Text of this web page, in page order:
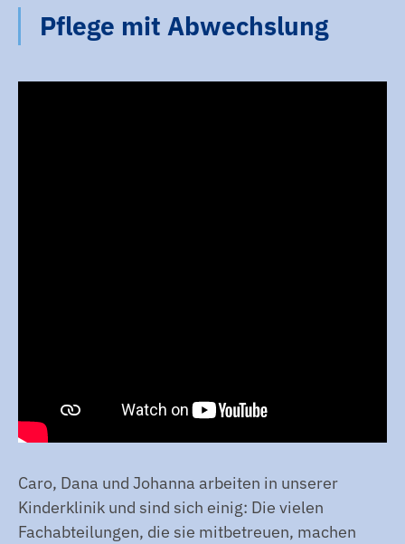
Pflege mit Abwechslung
Caro, Dana und Johanna arbeiten in unserer
Kinderklinik und sind sich einig: Die vielen
Fachabteilungen, die sie mitbetreuen, machen